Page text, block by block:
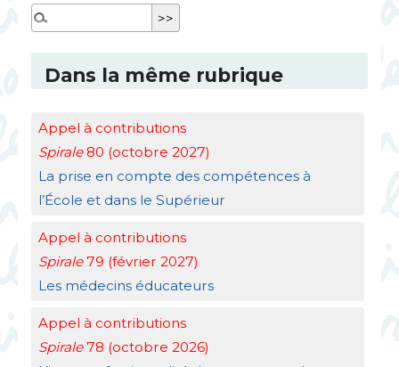
Dans la même rubrique
Appel à contributions
Spirale80 (octobre 2027)
La prise en compte des compétences à
l’École et dans le Supérieur
Appel à contributions
Spirale79 (février 2027)
Les médecins éducateurs
Appel à contributions
Spirale78 (octobre 2026)